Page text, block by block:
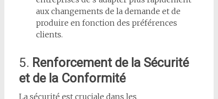
aux changements de la demande et de
produire en fonction des préférences
clients.
5. Renforcement de la Sécurité
et de la Conformité
La sécurité est cruciale dans les